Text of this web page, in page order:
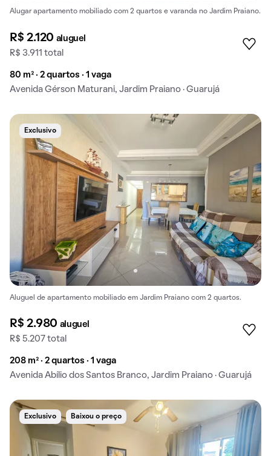
Alugar apartamento mobiliado com 2 quartos e varanda no Jardim Praiano.
R$ 2.120 aluguel
R$ 3.911 total
80 m² · 2 quartos · 1 vaga
Avenida Gérson Maturani, Jardim Praiano · Guarujá
Exclusivo
Aluguel de apartamento mobiliado em Jardim Praiano com 2 quartos.
R$ 2.980 aluguel
R$ 5.207 total
208 m² · 2 quartos · 1 vaga
Avenida Abílio dos Santos Branco, Jardim Praiano · Guarujá
Exclusivo Baixou o preço